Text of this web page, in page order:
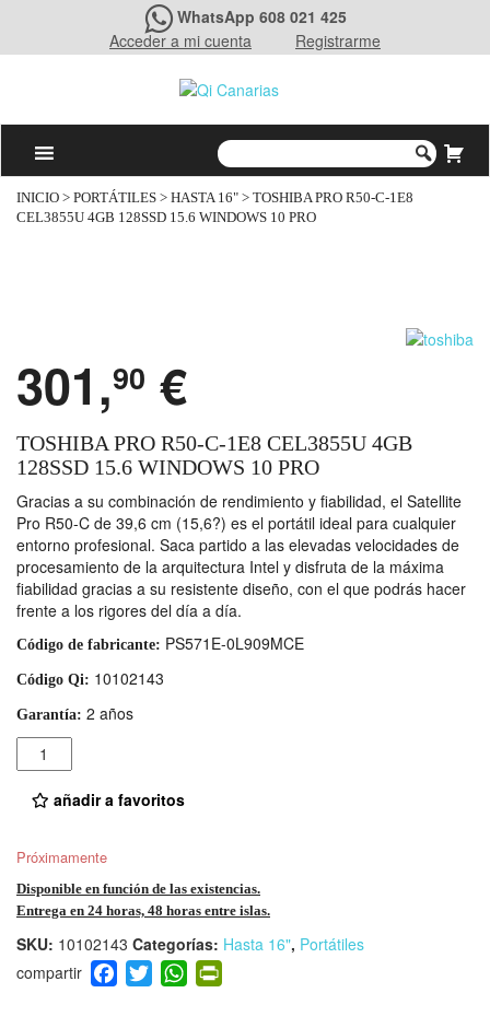
WhatsApp 608 021 425
Acceder a mi cuenta
Registrarme
INICIO > PORTÁTILES > HASTA 16" > TOSHIBA PRO R50-C-1E8
CEL3855U 4GB 128SSD 15.6 WINDOWS 10 PRO
301,90 €
TOSHIBA PRO R50-C-1E8 CEL3855U 4GB
128SSD 15.6 WINDOWS 10 PRO
Gracias a su combinación de rendimiento y fiabilidad, el Satellite
Pro R50-C de 39,6 cm (15,6?) es el portátil ideal para cualquier
entorno profesional. Saca partido a las elevadas velocidades de
procesamiento de la arquitectura Intel y disfruta de la máxima
fiabilidad gracias a su resistente diseño, con el que podrás hacer
frente a los rigores del día a día.
Código de fabricante: PS571E-0L909MCE
Código Qi: 10102143
Garantía: 2 años
Cantidad
añadir a favoritos
Próximamente
Disponible en función de las existencias.
Entrega en 24 horas, 48 horas entre islas.
SKU: 10102143 Categorías: Hasta 16", Portátiles
F
a
T
wi
W
h